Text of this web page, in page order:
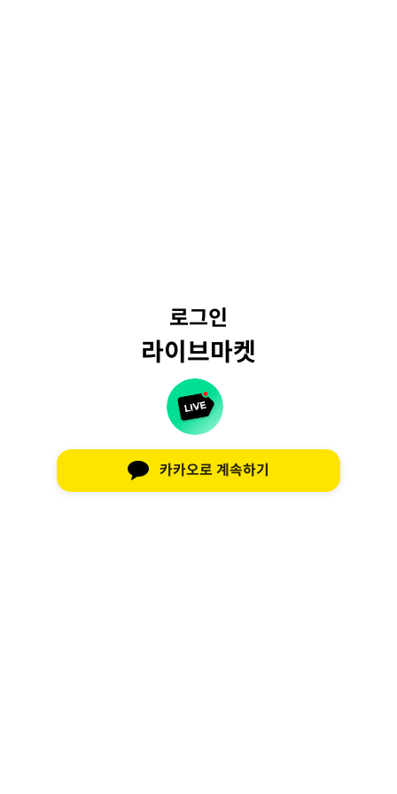
로그인
라이브마켓
카카오로 계속하기